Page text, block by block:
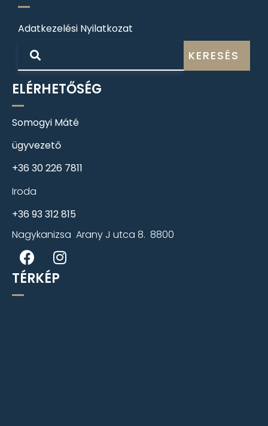
Adatkezelési Nyilatkozat
KERESÉS
ELÉRHETŐSÉG
Somogyi Máté
ügyvezető
+36 30 226 7811
Iroda
+36 93 312 815
Nagykanizsa Arany J utca 8. 8800
TÉRKÉP